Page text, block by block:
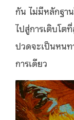
กัน ไม่มีหลักฐา
ไปสู่การเติบโต
ปวดจะเป็นหนท
การเดียว